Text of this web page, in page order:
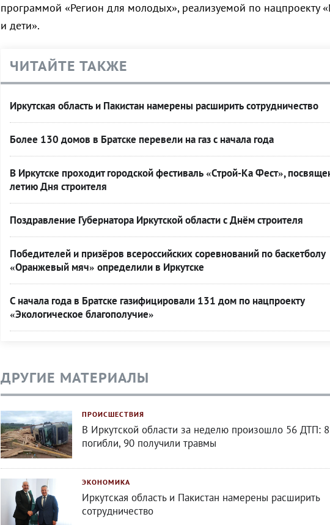
программой «Регион для молодых», реализуемой по нацпроекту
и дети».
ЧИТАЙТЕ ТАКЖЕ
Иркутская область и Пакистан намерены расширить сотрудничество
Более 130 домов в Братске перевели на газ с начала года
В Иркутске проходит городской фестиваль «Строй-Ка Фест»,
летию Дня строителя
Поздравление Губернатора Иркутской области с Днём строителя
Победителей и призёров всероссийских соревнований по баскетболу
«Оранжевый мяч» определили в Иркутске
С начала года в Братске газифицировали 131 дом по нацпроекту
«Экологическое благополучие»
ДРУГИЕ МАТЕРИАЛЫ
ПРОИСШЕСТВИЯ
В Иркутской области за неделю произошло 56 ДТП:
погибли, 90 получили травмы
ЭКОНОМИКА
Иркутская область и Пакистан намерены расширить
сотрудничество